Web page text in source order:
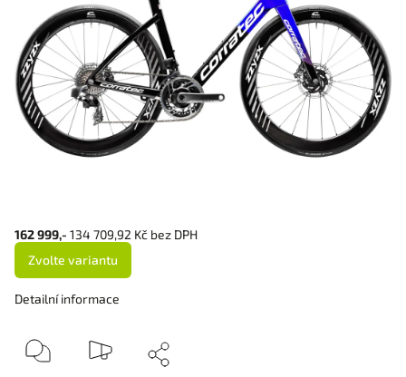
162 999,- 134 709,92 Kč bez DPH
Zvolte variantu
Detailní informace